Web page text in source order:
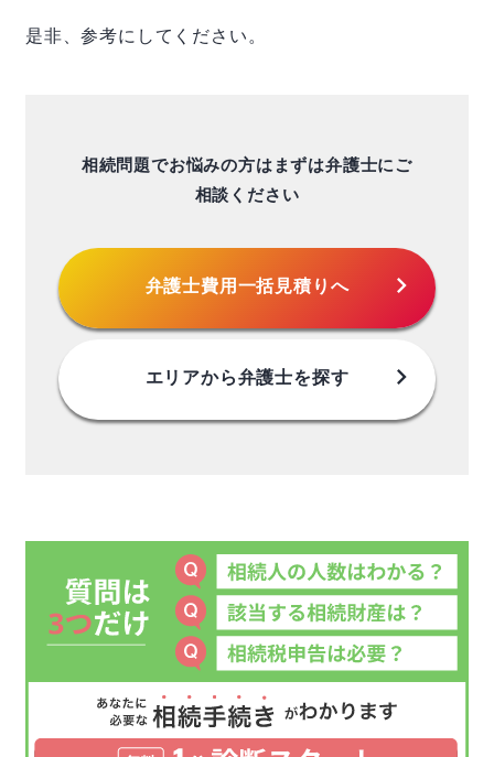
是非、参考にしてください。
相続問題でお悩みの方はまずは弁護士にご
相談ください
弁護士費用一括見積りへ chevron_right
エリアから弁護士を探す chevron_right